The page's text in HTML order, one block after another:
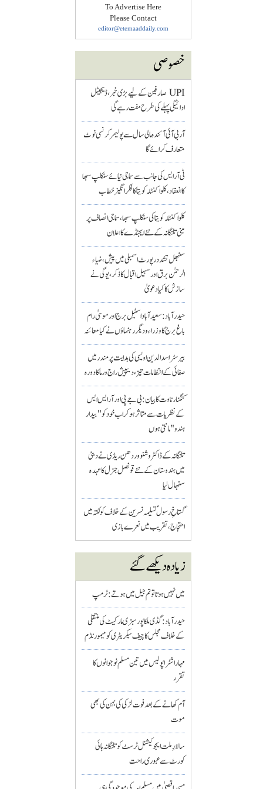
To Advertise Here
Please Contact
editor@etemaaddaily.com
خصوصی
UPI صارفین کے لیے بڑی خبر، ڈیجیٹل
ادائیگی پہلے کی طرح مفت رہے گی
آر بی آئی آئندہ مالی سال سے پولیمر کرنسی نوٹ
متعارف کرائے گا
ٹی آر ایس کی جانب سے سماجی نیائے سنکلپ سبھا
کا انعقاد، کلواکنٹلہ کویتا کا فکر انگیز خطاب
کلواکنٹلہ کویتا کی سنکلپ سبھا، سماجی انصاف پر
مبنی تلنگانہ کے نئے ایجنڈے کا اعلان
سنبھل تشدد رپورٹ اسمبلی میں پیش، ضیاء
الرحمٰن برق اور سہیل اقبال کا ذکر، یوگی نے
سازش کا کیا دعویٰ
حیدرآباد: سعیدآباد اسٹیل برج اور موسیٰ رام
باغ برج کا وزراء و دیگر رہنماؤں نے کیا معائنہ
بیرسٹر اسدالدین اویسی کی ہدایت پر مندر میں
صفائی کے انتظامات تیز، دیپیش راج ورما کا دورہ
کنگنا رناوت کا بیان: بی جے پی اور آر ایس ایس
کے نظریات سے متاثر ہو کر اب خود کو "بیدار
ہندو" مانتی ہوں
تلنگانہ کے ڈاکٹر وشنو وردھن ریڈی نے دبئی
میں ہندوستان کے نئے قونصل جنرل کا عہدہ
سنبھال لیا
گستاخِ رسولؐ تسلیمہ نسرین کے خلاف کولکتہ میں
احتجاج، تقریب میں نعرے بازی
زیادہ دیکھے گئے
میں نہیں ہوتا تو تم جیل میں ہوتے : ٹرمپ
حیدرآباد: گڈی ملکاپور سبزی مارکیٹ کی منتقلی
کے خلاف مجلس کا چیف سیکریٹری کو میمورنڈم
مہاراشٹرا پولیس میں تین مسلم نو جوانوں کا
تقرر
آم کھانے کے بعد فوت لڑکی کی بہن کی بھی
موت
سالارِ ملت ایجوکیشنل ٹرسٹ کو تلنگانہ ہائی
کورٹ سے عبوری راحت